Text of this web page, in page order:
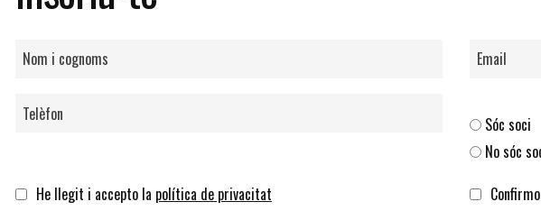
Sóc soci
No sóc
He llegit i accepto la política de privacitat